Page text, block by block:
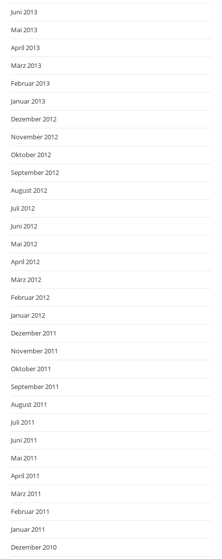
Juni 2013
Mai 2013
April 2013
März 2013
Februar 2013
Januar 2013
Dezember 2012
November 2012
Oktober 2012
September 2012
August 2012
Juli 2012
Juni 2012
Mai 2012
April 2012
März 2012
Februar 2012
Januar 2012
Dezember 2011
November 2011
Oktober 2011
September 2011
August 2011
Juli 2011
Juni 2011
Mai 2011
April 2011
März 2011
Februar 2011
Januar 2011
Dezember 2010